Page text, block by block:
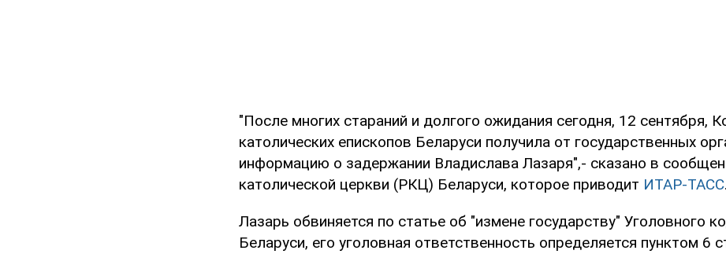
"После многих стараний и долгого ожидания сегодня, 12 сентября,
католических епископов Беларуси получила от государственных
информацию о задержании Владислава Лазаря",- сказано в
католической церкви (РКЦ) Беларуси, которое приводит ИТАР-ТАСС.
Лазарь обвиняется по статье об "измене государству" Уголовного
Беларуси, его уголовная ответственность определяется пунктом 6